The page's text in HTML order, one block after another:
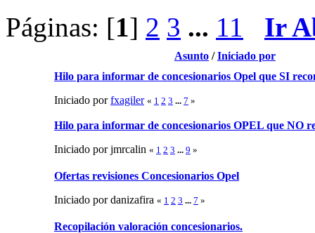
Páginas: [1] 2 3 ... 11 Ir
Asunto /Iniciado por
Hilo para informar de concesionarios Opel que SI
Iniciado porfxagiler « 1 2 3 ... 7 »
Hilo para informar de concesionarios OPEL que NO
Iniciado por jmrcalin « 1 2 3 ... 9 »
Ofertas revisiones Concesionarios Opel
Iniciado por danizafira « 1 2 3 ... 7 »
Recopilación valoración concesionarios.